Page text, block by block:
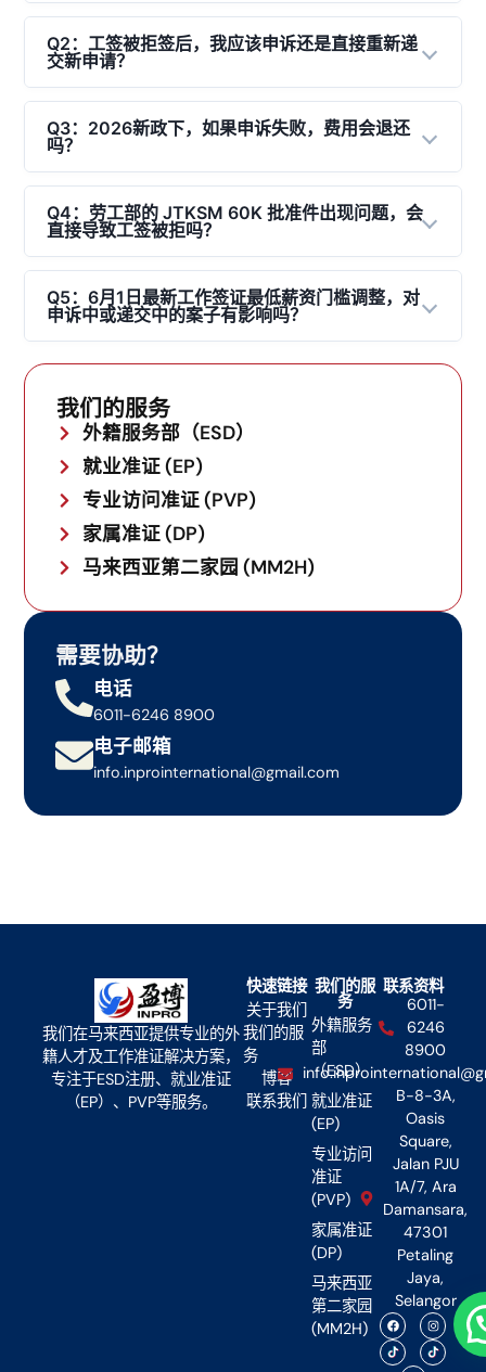
不是。14天的申诉期是从外籍人士委员会会议做出拒
签决议之日起算，而非您在系统收到通知或拿到拒签信
的当天。这意味着，扣除系统数据延迟、周末和公共假
10天左右。一旦逾期，ESD 门户网站
后台的申诉
（Appeal）入口将被永久锁死。
Q2：工签被拒签后，我应该申诉还是直接重新递
交新申请？
这取决于拒签的核心原因：
如果拒签原因为“公司资质或支持文件不足”（如缺
14天内补齐材料，申诉（Appeal）是保留原申请档
案、挽回时间成本的最佳方案。
划为其他准证类型，如改签短期专业访问准证
(PVP) 。建议在收到结果的 24 小时内联系盈博顾问
进行秒级诊断。
Q3：2026新政下，如果申诉失败，费用会退还
吗？
完全不会。新外籍雇员就业政策明确规定，一旦企业
在系统内点击并启动了申诉流程，所有支付的申请费用
均概不退还。若提交的申诉信（Justification Letter）
被直接驳回且直接结案。因此，在没有专业审计和底气
的前提下，切勿盲目进行 DIY 申诉。若需专业协助，
可参考我们的工作签证 (EP)申诉救援服务。
Q4：劳工部的 JTKSM 60K 批准件出现问题，会
直接导致工签被拒吗？
是的，这是高发拒签主因。根据《1955年雇工法令》
第 60K 条文，企业必须在 ESD 递交全新 EP 申请前获
得大马劳工总局的前置批准。如果您的 60K 批文失
14 天申诉期紧迫，建议您在向
迅速修正 60K 批文或联系专业代理做名额紧急调账。
Q5：6月1日最新工作签证最低薪资门槛调整，对
申诉中或递交中的案子有影响吗？
至RM 20,000，任何在此日期之后处于“审核中”、“补
件中”或“申诉中”的申请案，均必须无条件遵守最新的
薪资门槛。若您的申诉案在 6 月 1 日后仍处于审核状
态，但薪资未达最新要求，极可能遭遇二次拒签。请务
必提前与我们的盈博合规团队
案。
我们的服务
外籍服务部（ESD）
就业准证 (EP)
专业访问准证 (PVP)
家属准证 (DP)
马来西亚第二家园 (MM2H)
需要协助？
电话
6011-6246 8900
电子邮箱
info.inprointernational@gmail.com
我们在马来西亚提供专业的外
籍人才及工作准证解决方案，
专注于ESD注册、就业准证
（EP）、PVP等服务。
快速链接
关于我们
我们的服
务
博客
联系我们
我们的服
务
外籍服务
部
（ESD）
就业准证
(EP)
专业访问
准证
(PVP)
家属准证
(DP)
马来西亚
第二家园
(MM2H)
联系资料
6011-
6246
8900
B-8-3A,
Oasis
Square,
Jalan PJU
1A/7, Ara
Damansara,
47301
Petaling
Jaya,
Selangor